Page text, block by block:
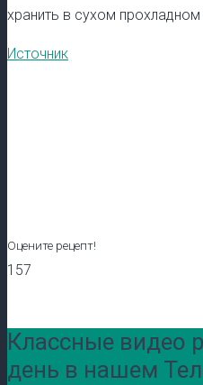
хранить в сухом прохладном
Источник
Оцените рецепт!
157
Классные видео
день в нашем